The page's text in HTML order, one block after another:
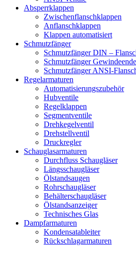
Absperrklappen
Zwischenflanschklappen
Anflanschklappen
Klappen automatisiert
Schmutzfänger
Schmutzfänger DIN –
Schmutzfänger
Schmutzfänger ANSI-
Regelarmaturen
Automatisierungszubehör
Hubventile
Regelklappen
Segmentventile
Drehkegelventil
Drehstellventil
Druckregler
Schauglas­armaturen
Durchfluss Schaugläser
Längsschaugläser
Ölstandsaugen
Rohrschaugläser
Behälterschaugläser
Ölstandsanzeiger
Technisches Glas
Dampfarmaturen
Kondensatableiter
Rückschlagarmaturen